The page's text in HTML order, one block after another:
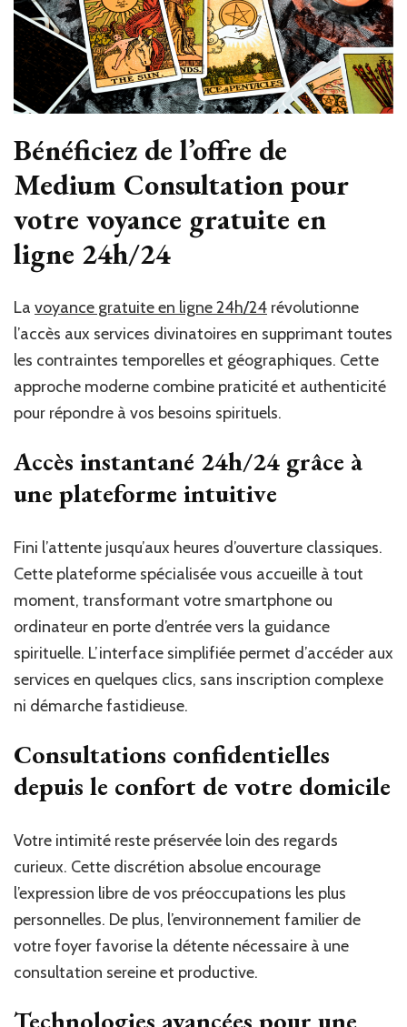
Bénéficiez de l’offre de
Medium Consultation pour
votre voyance gratuite en
ligne 24h/24
La voyance gratuite en ligne 24h/24 révolutionne
l’accès aux services divinatoires en supprimant toutes
les contraintes temporelles et géographiques. Cette
approche moderne combine praticité et authenticité
pour répondre à vos besoins spirituels.
Accès instantané 24h/24 grâce à
une plateforme intuitive
Fini l’attente jusqu’aux heures d’ouverture classiques.
Cette plateforme spécialisée vous accueille à tout
moment, transformant votre smartphone ou
ordinateur en porte d’entrée vers la guidance
spirituelle. L’interface simplifiée permet d’accéder aux
services en quelques clics, sans inscription complexe
ni démarche fastidieuse.
Consultations confidentielles
depuis le confort de votre domicile
Votre intimité reste préservée loin des regards
curieux. Cette discrétion absolue encourage
l’expression libre de vos préoccupations les plus
personnelles. De plus, l’environnement familier de
votre foyer favorise la détente nécessaire à une
consultation sereine et productive.